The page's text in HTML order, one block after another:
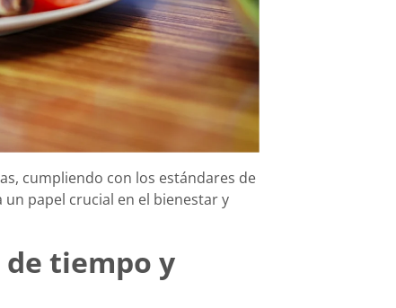
cumpliendo con los estándares de
papel crucial en el bienestar y
tiempo y